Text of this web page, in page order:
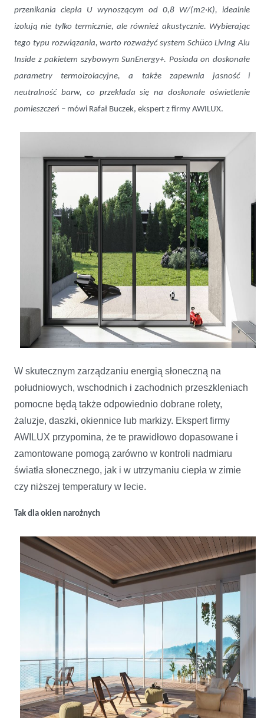
przenikania ciepła U wynoszącym od 0,8 W/(m2·K), idealnie
izolują nie tylko termicznie, ale również akustycznie. Wybierając
tego typu rozwiązania, warto rozważyć system Schüco LivIng Alu
Inside z pakietem szybowym SunEnergy+. Posiada on doskonałe
parametry termoizolacyjne, a także zapewnia jasność i
neutralność barw, co przekłada się na doskonałe oświetlenie
pomieszczeń – mówi Rafał Buczek, ekspert z firmy AWILUX.
W skutecznym zarządzaniu energią słoneczną na
południowych, wschodnich i zachodnich przeszkleniach
pomocne będą także odpowiednio dobrane rolety,
żaluzje, daszki, okiennice lub markizy. Ekspert firmy
AWILUX przypomina, że te prawidłowo dopasowane i
zamontowane pomogą zarówno w kontroli nadmiaru
światła słonecznego, jak i w utrzymaniu ciepła w zimie
czy niższej temperatury w lecie.
Tak dla okien narożnych